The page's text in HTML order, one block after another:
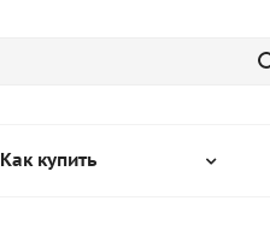
Как купить